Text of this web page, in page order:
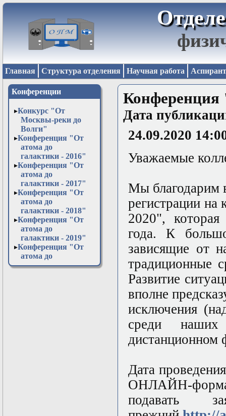
Главная Структура отделения Научная работа
Конференции
Конкурс "От
Москвы-реки до
Волги"
Конференция "От
атома до
галактики - 2016"
Конференция "От
атома до
галактики - 2017"
Конференция "От
атома до
галактики - 2018"
Конференция "От
атома до
галактики - 2019"
Конференция "От
атома до
галактики - 2020"
Конференция
Дата
24.09.2020
Уважаемые
Мы благодарим
регистрации на
2020",
года. К
зависящие от
традиционные
Развитие
вполне
исключения
среди
дистанционном
Дата
ОНЛАЙН-
подавать